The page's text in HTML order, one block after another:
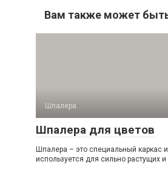
Вам также может
Шпалера
Шпалера для цветов
Шпалера – это специальный каркас
используется для сильно растущих